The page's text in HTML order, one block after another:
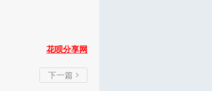
花呗分享网
下一篇 